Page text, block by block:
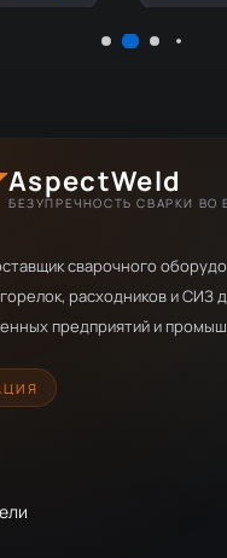
AspectWeld
БЕЗУПРЕЧНОСТЬ СВАРКИ ВО
сварочного
расходников и СИЗ
предприятий и